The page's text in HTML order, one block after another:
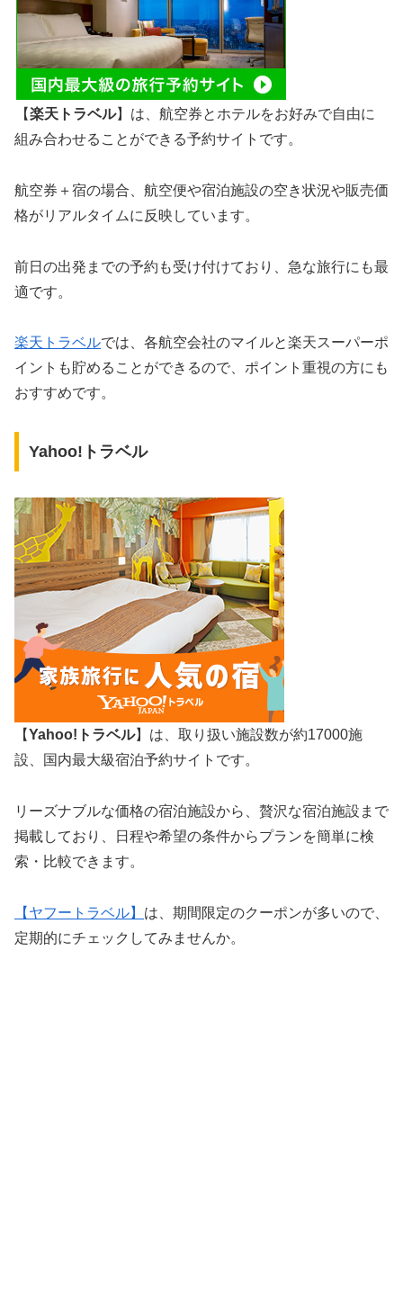
【楽天トラベル】は、航空券とホテルをお好みで自由に
組み合わせることができる予約サイトです。
航空券＋宿の場合、航空便や宿泊施設の空き状況や販売価
格がリアルタイムに反映しています。
前日の出発までの予約も受け付けており、急な旅行にも最
適です。
楽天トラベルでは、各航空会社のマイルと楽天スーパーポ
イントも貯めることができるので、ポイント重視の方にも
おすすめです。
Yahoo!トラベル
【Yahoo!トラベル】は、取り扱い施設数が約17000施
設、国内最大級宿泊予約サイトです。
リーズナブルな価格の宿泊施設から、贅沢な宿泊施設まで
掲載しており、日程や希望の条件からプランを簡単に検
索・比較できます。
【ヤフートラベル】 は、期間限定のクーポンが多いので、
定期的にチェックしてみませんか。